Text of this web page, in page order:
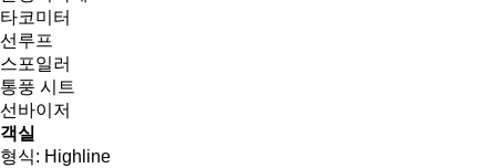
타코미터
선루프
스포일러
통풍 시트
선바이저
객실
형식: Highline